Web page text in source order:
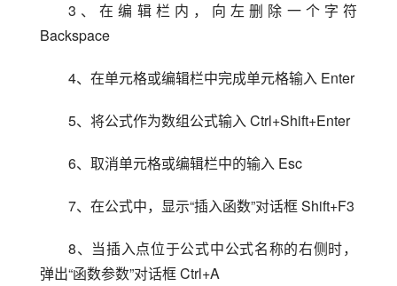
3、在编辑栏内，向左删除一个字符
Backspace
4、在单元格或编辑栏中完成单元格输入 Enter
5、将公式作为数组公式输入 Ctrl+Shift+Enter
6、取消单元格或编辑栏中的输入 Esc
7、在公式中，显示“插入函数”对话框 Shift+F3
8、当插入点位于公式中公式名称的右侧时，
弹出“函数参数”对话框 Ctrl+A